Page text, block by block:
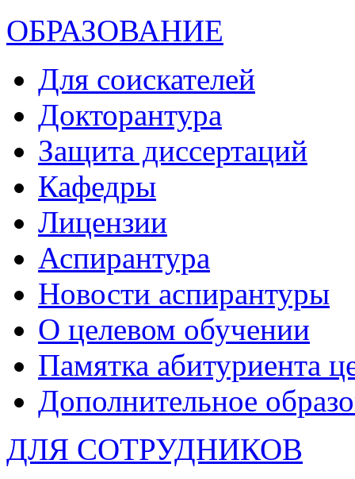
ОБРАЗОВАНИЕ
Для соискателей
Докторантура
Защита диссертаций
Кафедры
Лицензии
Аспирантура
Новости аспирантуры
О целевом обучении
Памятка абитуриента
Дополнительное
ДЛЯ СОТРУДНИКОВ